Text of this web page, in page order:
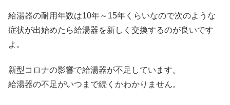
給湯器の耐用年数は10年～15年くらいなので次のような
症状が出始めたら給湯器を新しく交換するのが良いです
よ。
新型コロナの影響で給湯器が不足しています。
給湯器の不足がいつまで続くかわかりません。